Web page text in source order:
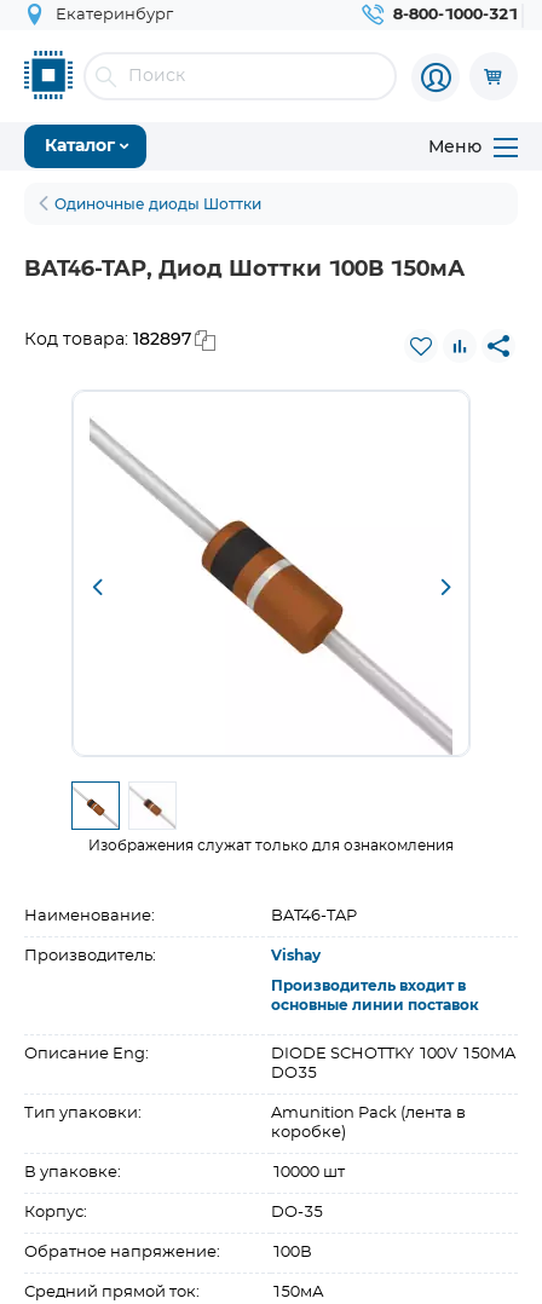
Екатеринбург 8-800-1000-321
Каталог Меню
Одиночные диоды Шоттки
BAT46-TAP, Диод Шоттки 100В 150мА
Код товара: 182897
Изображения служат только для ознакомления
Наименование: BAT46-TAP
Производитель: Vishay
Производитель входит в
основные линии поставок
Описание Eng:
DIODE SCHOTTKY 100V 150MA
DO35
Тип упаковки:
Amunition Pack (лента в
коробке)
В упаковке: 10000 шт
Корпус: DO-35
Обратное напряжение: 100В
Средний прямой ток: 150мА